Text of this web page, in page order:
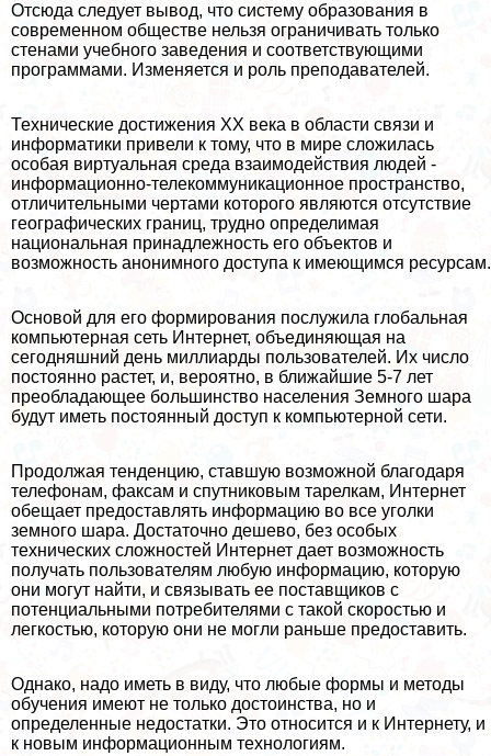
Отсюда следует вывод, что систему образования в
современном обществе нельзя ограничивать только
стенами учебного заведения и соответствующими
программами. Изменяется и роль преподавателей.
Технические достижения XX века в области связи и
информатики привели к тому, что в мире сложилась
особая виртуальная среда взаимодействия людей -
информационно-телекоммуникационное прострaнcтво,
отличительными чертами которого являются отсутствие
географических границ, трудно определимая
национальная принадлежность его объектов и
возможность анонимного доступа к имеющимся ресурсам.
Основой для его формирования послужила глобальная
компьютерная сеть Интернет, объединяющая на
сегодняшний день миллиарды пользователей. Их число
постоянно растет, и, вероятно, в ближайшие 5-7 лет
преобладающее большинство населения Земного шара
будут иметь постоянный доступ к компьютерной сети.
Продолжая тенденцию, ставшую возможной благодаря
телефонам, факсам и спутниковым тарелкам, Интернет
обещает предоставлять информацию во все уголки
земного шара. Достаточно дешево, без особых
технических сложностей Интернет дает возможность
получать пользователям любую информацию, которую
они могут найти, и связывать ее поставщиков с
потенциальными потребителями с такой скоростью и
легкостью, которую они не могли раньше предоставить.
Однако, надо иметь в виду, что любые формы и методы
обучения имеют не только достоинства, но и
определенные недостатки. Это относится и к Интернету, и
к новым информационным технологиям.